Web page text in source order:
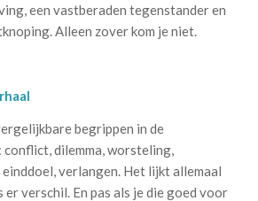
een vastberaden tegenstander en
Alleen zover kom je niet.
begrippen in de
dilemma, worsteling,
verlangen. Het lijkt allemaal
er verschil. En pas als je die goed voor